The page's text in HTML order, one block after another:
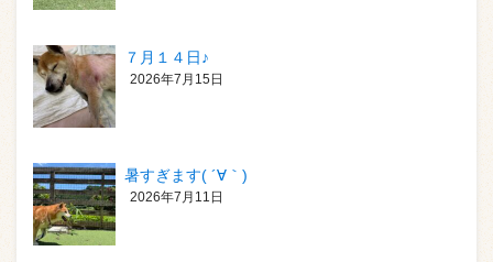
７月１４日♪
2026年7月15日
暑すぎます( ´∀｀)
2026年7月11日